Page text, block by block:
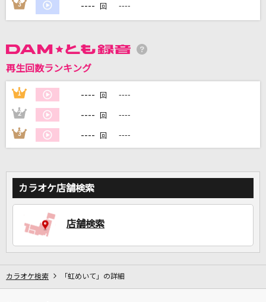
ano & 粗品
さくら学院
ノックブーツ
Chevon
カラオケをもっと楽しもう！
3 ---- 回 ----
再生回数ランキング
1 ---- 回 ----
2 ---- 回 ----
3 ---- 回 ----
カラオケ店舗検索
店舗検索
カラオケ検索 「虹めいて」の詳細